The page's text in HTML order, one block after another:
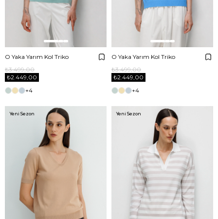
O Yaka Yarım Kol Triko
₺2.449,00
₺3.499,00
+4
O Yaka Yarım Kol Triko
₺2.449,00
₺3.499,00
+4
Yeni Sezon Yeni Sezon